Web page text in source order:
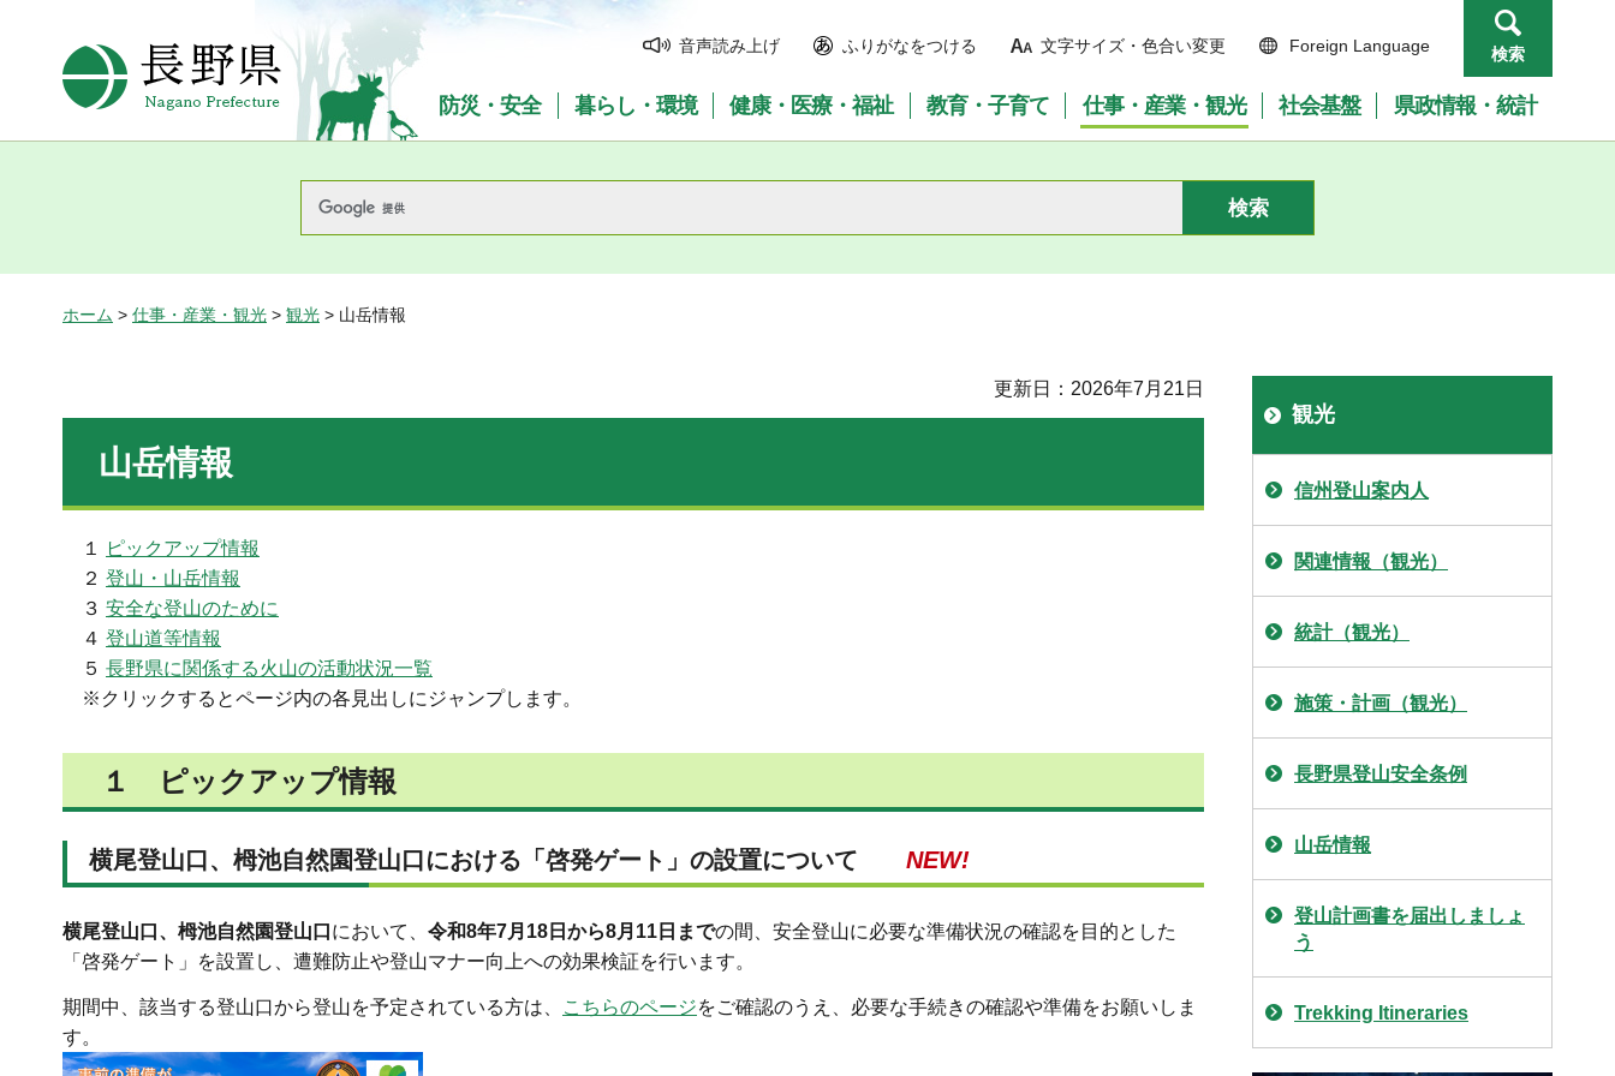
長野県Nagano Prefecture
音声読み上げ ふりがなをつける 文字サイズ・色合い変更 Foreign Language 検索
防災・安全 暮らし・環境 健康・医療・福祉 教育・子育て 仕事・産業・観光 社会基盤 県政情報・統計
ホーム > 仕事・産業・観光 > 観光 > 山岳情報
更新日：2026年7月21日
山岳情報
１
ピックアップ情報
２ 登山・山岳情報
３ 安全な登山のために
４ 登山道等情報
５ 長野県に関係する火山の活動状況一覧
※クリックするとページ内の各見出しにジャンプします。
１ ピックアップ情報
横尾登山口、栂池自然園登山口における「啓発ゲート」の設置について NEW!
横尾登山口、栂池自然園登山口 において、 令和8年7月18日から8月11日までの間、安全登山に必要な準備状況の確認を目的とした
「啓発ゲート」を設置し、遭難防止や登山マナー向上への効果検証を行います。
期間中、該当する登山口から登山を予定されている方は、 こちらのページをご確認のうえ、必要な手続きの確認や準備をお願いしま
す。
観光
信州登山案内人
関連情報（観光）
統計（観光）
施策・計画（観光）
長野県登山安全条例
山岳情報
登山計画書を届出しましょ
う
Trekking Itineraries